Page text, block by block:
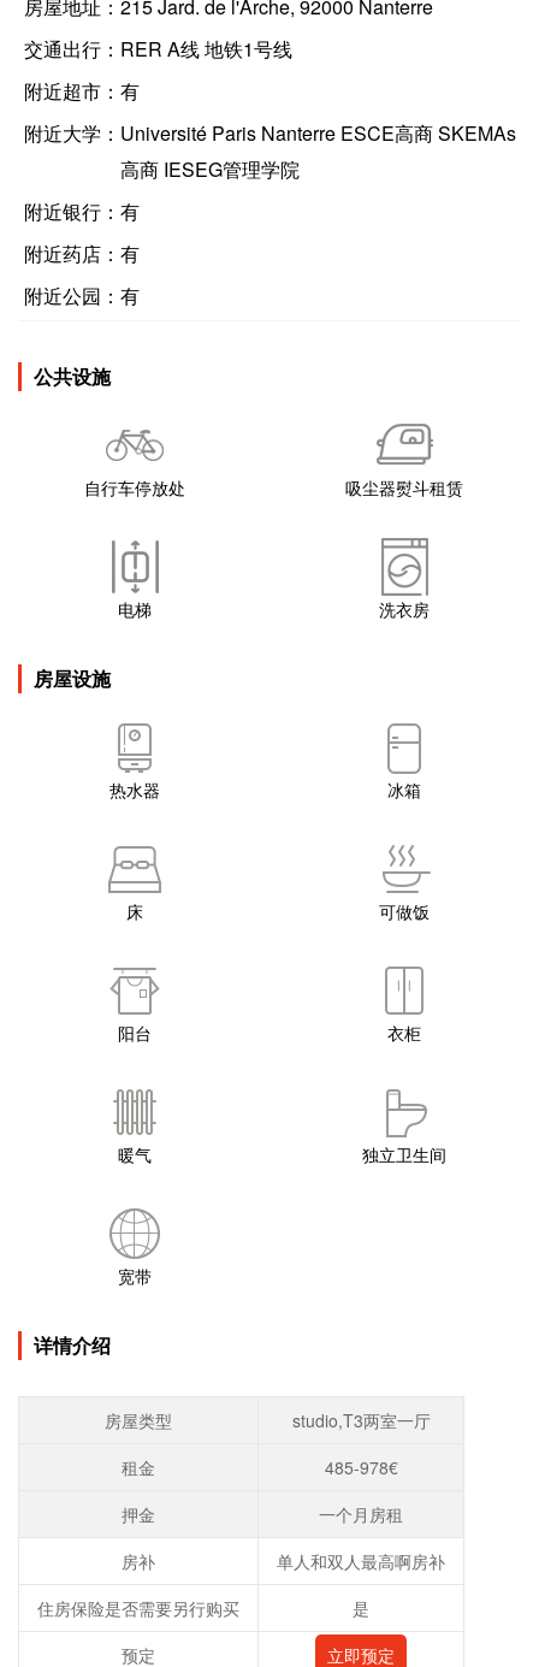
房屋地址： 215 Jard. de l'Arche, 92000 Nanterre
交通出行： RER A线 地铁1号线
附近超市： 有
附近大学： Université Paris Nanterre ESCE高商 SKEMAs
高商 IESEG管理学院
附近银行： 有
附近药店： 有
附近公园： 有
公共设施
自行车停放处 吸尘器熨斗租赁
电梯 洗衣房
房屋设施
热水器 冰箱
床 可做饭
阳台 衣柜
暖气 独立卫生间
宽带
详情介绍
房屋类型
studio,T3两室一厅
租金
485-978€
押金
一个月房租
房补
单人和双人最高啊房补
住房保险是否需要另行购买
是
预定
立即预定